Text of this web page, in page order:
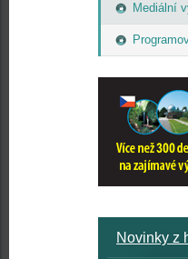
Mediální
Novinky z